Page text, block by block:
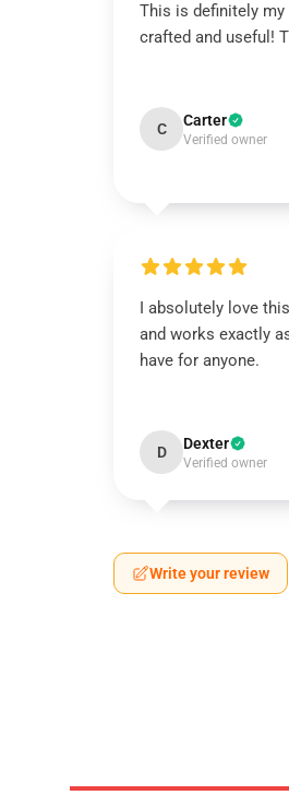
This is definitely my
crafted and useful!
C Carter
Verified owner
I absolutely love
and works exactly
have for anyone.
D Dexter
Verified owner
Write your review